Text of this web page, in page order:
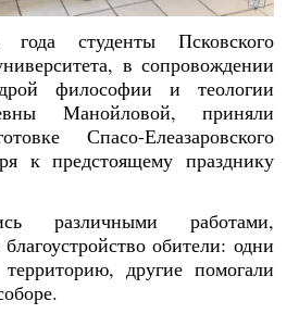
студенты Псковского
в сопровождении
философии и теологии
Манойловой, приняли
Спасо-Елеазаровского
к предстоящему празднику
различными работами,
обители: одни
другие помогали